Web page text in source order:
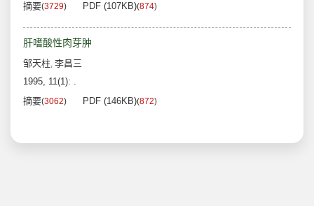
摘要(3729) PDF (107KB)(874)
肝嗜酸性肉芽肿
邹天柱, 李昌三
1995, 11(1): .
摘要(3062) PDF (146KB)(872)